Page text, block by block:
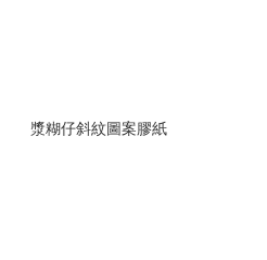
漿糊仔斜紋圖案膠紙